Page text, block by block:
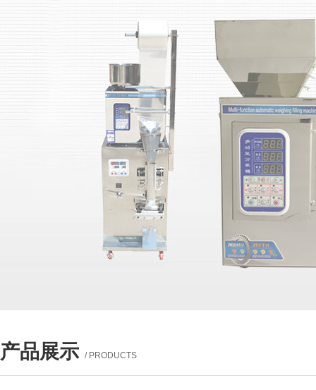
产品展示 / PRODUCTS